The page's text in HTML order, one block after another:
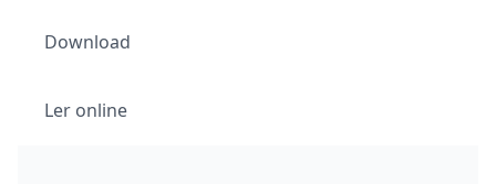
Download
Ler online